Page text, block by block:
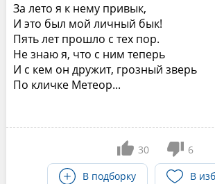
За лето я к нему привык,
И это был мой личный бык!
Пять лет прошло с тех пор.
Не знаю я, что с ним теперь
И с кем он дружит, грозный зверь
По кличке Метеор...
30
6
В подборку
В